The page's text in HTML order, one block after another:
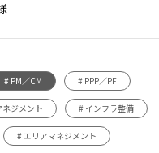
# PM／CM # PPP／PF
ジメント # インフラ整備
# エリアマネジメント